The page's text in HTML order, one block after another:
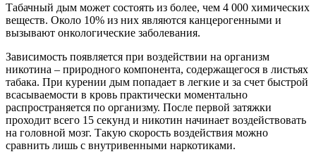
Табачный дым может состоять из более, чем 4 000 химических
веществ. Около 10% из них являются канцерогенными и
вызывают онкологические заболевания.
Зависимость появляется при воздействии на организм
никотина – природного компонента, содержащегося в листьях
табака. При курении дым попадает в легкие и за счет быстрой
всасываемости в кровь практически моментально
распространяется по организму. После первой затяжки
проходит всего 15 секунд и никотин начинает воздействовать
на головной мозг. Такую скорость воздействия можно
сравнить лишь с внутривенными наркотиками.